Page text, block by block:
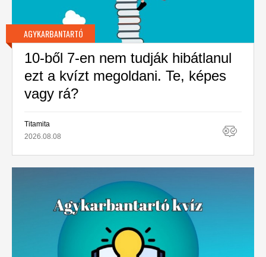
AGYKARBANTARTÓ
10-ből 7-en nem tudják hibátlanul
ezt a kvízt megoldani. Te, képes
vagy rá?
Titamita
2026.08.08